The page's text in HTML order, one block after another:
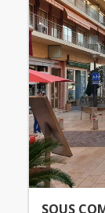
SOUS